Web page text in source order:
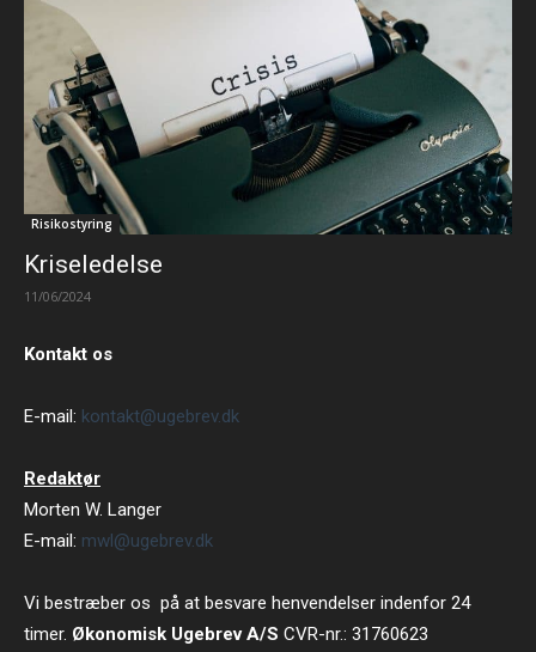
Risikostyring
Kriseledelse
11/06/2024
Kontakt os
E-mail: kontakt@ugebrev.dk
Redaktør
Morten W. Langer
E-mail: mwl@ugebrev.dk
Vi bestræber os på at besvare henvendelser indenfor 24
timer. Økonomisk Ugebrev A/S CVR-nr.: 31760623